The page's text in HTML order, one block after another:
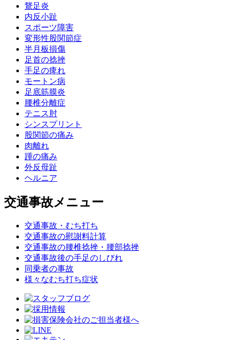
鵞足炎
内反小趾
スポーツ障害
変形性股関節症
半月板損傷
足首の捻挫
手足の痺れ
モートン病
足底筋膜炎
腰椎分離症
テニス肘
シンスプリント
股関節の痛み
肉離れ
踵の痛み
外反母趾
ヘルニア
交通事故メニュー
交通事故・むち打ち
交通事故の慰謝料計算
交通事故の腰椎捻挫・腰部捻挫
交通事故後の手足のしびれ
同乗者の事故
様々なむち打ち症状